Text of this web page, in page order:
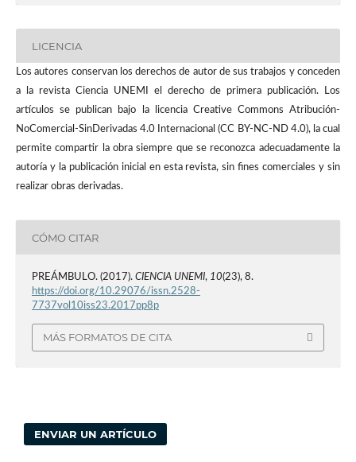
LICENCIA
Los autores conservan los derechos de autor de sus trabajos y conceden
a la revista Ciencia UNEMI el derecho de primera publicación. Los
artículos se publican bajo la licencia Creative Commons Atribución-
NoComercial-SinDerivadas 4.0 Internacional (CC BY-NC-ND 4.0), la cual
permite compartir la obra siempre que se reconozca adecuadamente la
autoría y la publicación inicial en esta revista, sin fines comerciales y sin
realizar obras derivadas.
CÓMO CITAR
PREÁMBULO. (2017). CIENCIA UNEMI, 10(23), 8.
https://doi.org/10.29076/issn.2528-
7737vol10iss23.2017pp8p
MÁS FORMATOS DE CITA
ENVIAR UN ARTÍCULO